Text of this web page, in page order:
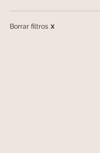
S
S/M
Corset
Lencería
Borrar filtros X